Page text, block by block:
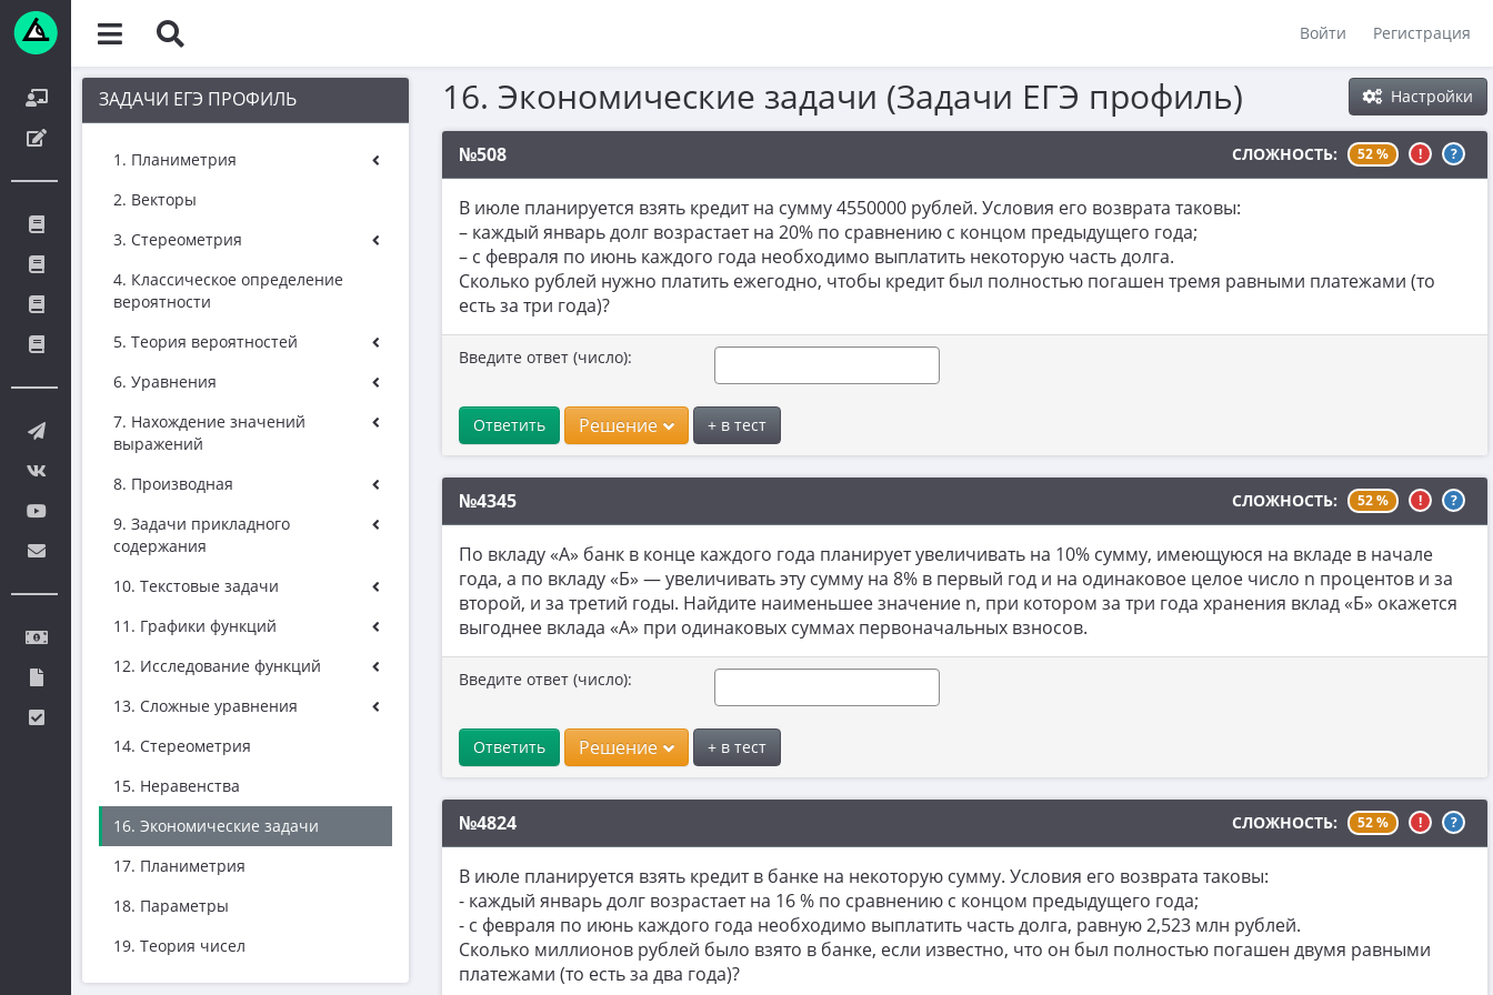
Войти Регистрация
ЗАДАЧИ ЕГЭ ПРОФИЛЬ
1. Планиметрия
2. Векторы
3. Стереометрия
4. Классическое определение
вероятности
5. Теория вероятностей
6. Уравнения
7. Нахождение значений
выражений
8. Производная
9. Задачи прикладного
содержания
10. Текстовые задачи
11. Графики функций
12. Исследование функций
13. Сложные уравнения
14. Стереометрия
15. Неравенства
16. Экономические задачи
17. Планиметрия
18. Параметры
19. Теория чисел
Настройки
16. Экономические задачи (Задачи ЕГЭ профиль)
№508 СЛОЖНОСТЬ: 52 % ! ?
В июле планируется взять кредит на сумму 4550000 рублей. Условия его возврата таковы:
– каждый январь долг возрастает на 20% по сравнению с концом предыдущего года;
– с февраля по июнь каждого года необходимо выплатить некоторую часть долга.
Сколько рублей нужно платить ежегодно, чтобы кредит был полностью погашен тремя равными платежами (то
есть за три года)?
Введите ответ (число):
Ответить Решение + в тест
№4345 СЛОЖНОСТЬ: 52 % ! ?
По вкладу «А» банк в конце каждого года планирует увеличивать на 10% сумму, имеющуюся на вкладе в начале
года, а по вкладу «Б» — увеличивать эту сумму на 8% в первый год и на одинаковое целое число n процентов и за
второй, и за третий годы. Найдите наименьшее значение n, при котором за три года хранения вклад «Б» окажется
выгоднее вклада «А» при одинаковых суммах первоначальных взносов.
Введите ответ (число):
Ответить Решение + в тест
№4824 СЛОЖНОСТЬ: 52 % ! ?
В июле планируется взять кредит в банке на некоторую сумму. Условия его возврата таковы:
- каждый январь долг возрастает на 16 % по сравнению с концом предыдущего года;
- с февраля по июнь каждого года необходимо выплатить часть долга, равную 2,523 млн рублей.
Сколько миллионов рублей было взято в банке, если известно, что он был полностью погашен двумя равными
платежами (то есть за два года)?